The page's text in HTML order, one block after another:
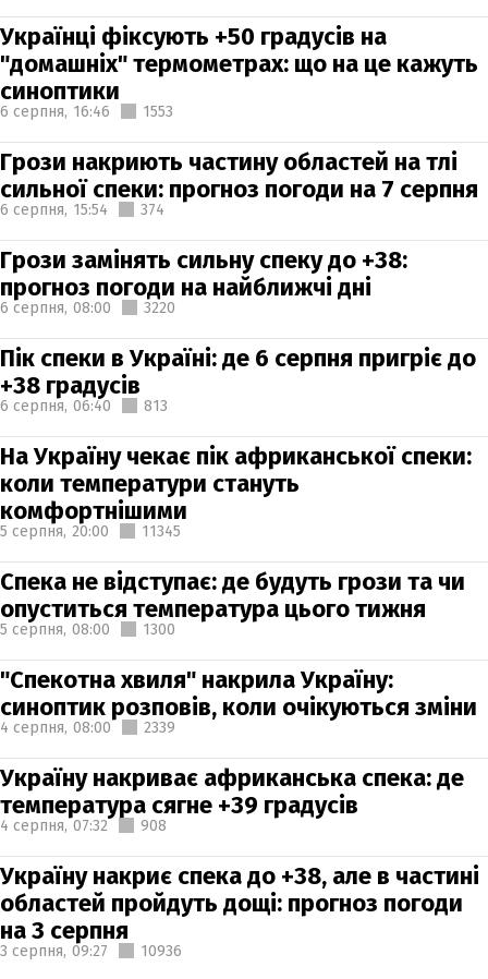
Українці фіксують +50 градусів на
"домашніх" термометрах: що на це кажуть
синоптики
6 серпня, 16:46 1553
Грози накриють частину областей на тлі
сильної спеки: прогноз погоди на 7 серпня
6 серпня, 15:54 374
Грози замінять сильну спеку до +38:
прогноз погоди на найближчі дні
6 серпня, 08:00 3220
Пік спеки в Україні: де 6 серпня пригріє до
+38 градусів
6 серпня, 06:40 813
На Україну чекає пік африканської спеки:
коли температури стануть
комфортнішими
5 серпня, 20:00 11345
Спека не відступає: де будуть грози та чи
опуститься температура цього тижня
5 серпня, 08:00 1300
"Спекотна хвиля" накрила Україну:
синоптик розповів, коли очікуються зміни
4 серпня, 08:00 2339
Україну накриває африканська спека: де
температура сягне +39 градусів
4 серпня, 07:32 908
Україну накриє спека до +38, але в частині
областей пройдуть дощі: прогноз погоди
на 3 серпня
3 серпня, 09:27 10936